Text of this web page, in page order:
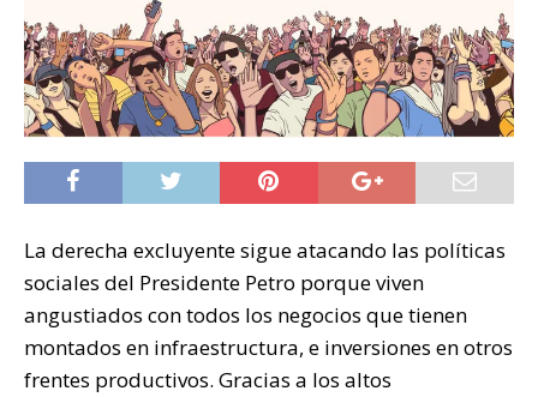
La derecha excluyente sigue atacando las políticas
sociales del Presidente Petro porque viven
angustiados con todos los negocios que tienen
montados en infraestructura, e inversiones en otros
frentes productivos. Gracias a los altos